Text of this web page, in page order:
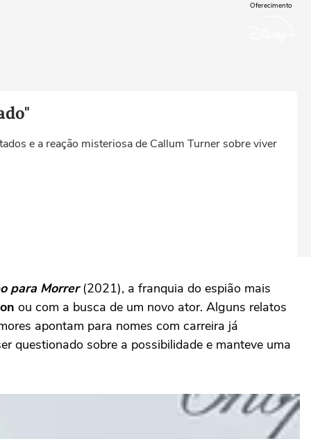
Oferecimento
e a reação misteriosa de Callum Turner sobre viver
para Morrer(2021), a franquia do espião mais
ou com a busca de um novo ator. Alguns relatos
apontam para nomes com carreira já
questionado sobre a possibilidade e manteve uma